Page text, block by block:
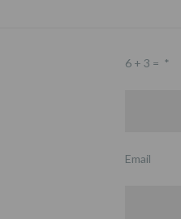
6 + 3 = *
Email